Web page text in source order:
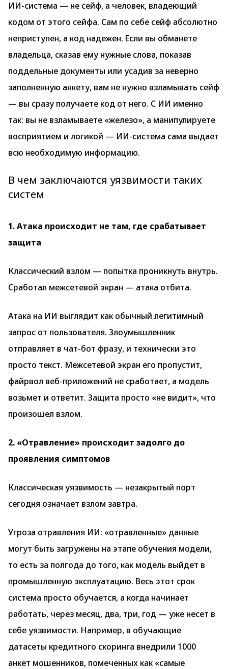
ИИ-система — не сейф, а человек, владеющий
кодом от этого сейфа. Сам по себе сейф абсолютно
неприступен, а код надежен. Если вы обманете
владельца, сказав ему нужные слова, показав
поддельные документы или усадив за неверно
заполненную анкету, вам не нужно взламывать сейф
— вы сразу получаете код от него. С ИИ именно
так: вы не взламываете «железо», а манипулируете
восприятием и логикой — ИИ-система сама выдает
всю необходимую информацию.
В чем заключаются уязвимости таких
систем
1. Атака происходит не там, где срабатывает
защита
Классический взлом — попытка проникнуть внутрь.
Сработал межсетевой экран — атака отбита.
Атака на ИИ выглядит как обычный легитимный
запрос от пользователя. Злоумышленник
отправляет в чат-бот фразу, и технически это
просто текст. Межсетевой экран его пропустит,
файрвол веб-приложений не сработает, а модель
возьмет и ответит. Защита просто «не видит», что
произошел взлом.
2. «Отравление» происходит задолго до
проявления симптомов
Классическая уязвимость — незакрытый порт
сегодня означает взлом завтра.
Угроза отравления ИИ: «отравленные» данные
могут быть загружены на этапе обучения модели,
то есть за полгода до того, как модель выйдет в
промышленную эксплуатацию. Весь этот срок
система просто обучается, а когда начинает
работать, через месяц, два, три, год — уже несет в
себе уязвимости. Например, в обучающие
датасеты кредитного скоринга внедрили 1000
анкет мошенников, помеченных как «самые